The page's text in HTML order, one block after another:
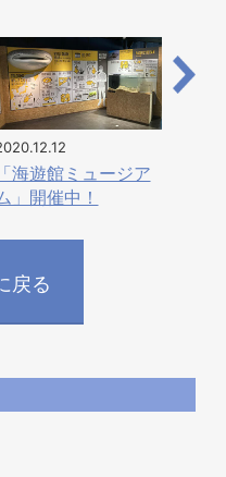
「海遊館ミュージア
」開催中！
戻る